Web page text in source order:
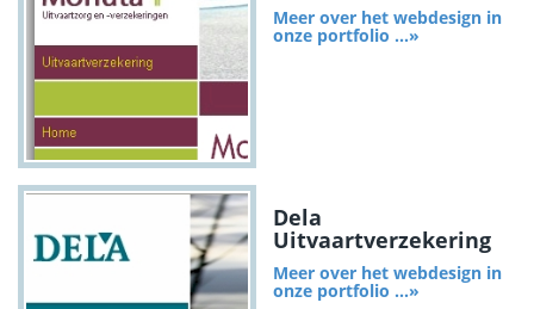
Meer over het webdesign in
onze portfolio ...»
Dela
Uitvaartverzekering
Meer over het webdesign in
onze portfolio ...»